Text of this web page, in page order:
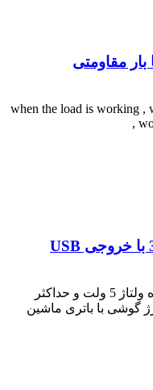
1.when the load is working
مبدل DC به DC معماری BUCK کاهنده ولتاژ 5 ولت و حداکثر